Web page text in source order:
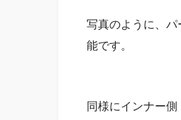
写真のように、パ
能です。
同様にインナー